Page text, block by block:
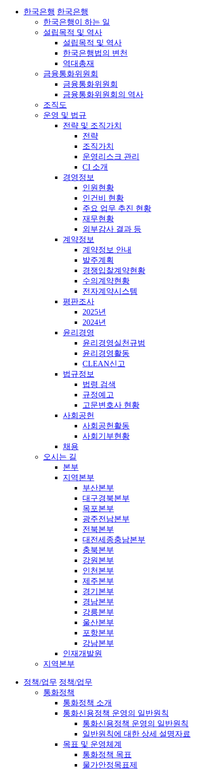
한국은행 한국은행
한국은행이 하는 일
설립목적 및 역사
설립목적 및 역사
한국은행법의 변천
역대총재
금융통화위원회
금융통화위원회
금융통화위원회의 역사
조직도
운영 및 법규
전략 및 조직가치
전략
조직가치
운영리스크 관리
CI 소개
경영정보
인원현황
인건비 현황
주요 업무 추진 현황
재무현황
외부감사 결과 등
계약정보
계약정보 안내
발주계획
경쟁입찰계약현황
수의계약현황
전자계약시스템
평판조사
2025년
2024년
윤리경영
윤리경영실천규범
윤리경영활동
CLEAN신고
법규정보
법령 검색
규정예고
고문변호사 현황
사회공헌
사회공헌활동
사회기부현황
채용
오시는 길
본부
지역본부
부산본부
대구경북본부
목포본부
광주전남본부
전북본부
대전세종충남본부
충북본부
강원본부
인천본부
제주본부
경기본부
경남본부
강릉본부
울산본부
포항본부
강남본부
인재개발원
지역본부
정책/업무 정책/업무
통화정책
통화정책 소개
통화신용정책 운영의 일반원칙
통화신용정책 운영의 일반원칙
일반원칙에 대한 상세 설명자료
목표 및 운영체계
통화정책 목표
물가안정목표제